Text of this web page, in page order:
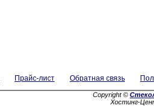
Прайс-лист Обратная связь
Copyright ©
Хостинг-